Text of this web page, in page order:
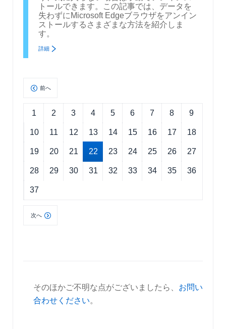
トールできます。この記事では、データを
失わずにMicrosoft Edgeブラウザをアンイン
ストールするさまざまな方法を紹介しま
す。
詳細
前へ
1 2 3 4 5 6 7 8 9
10 11 12 13 14 15 16 17 18
19 20 21 22 23 24 25 26 27
28 29 30 31 32 33 34 35 36
37
次へ
そのほかご不明な点がございましたら、 お問い
合わせください。